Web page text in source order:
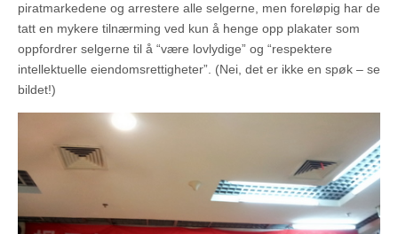
piratmarkedene og arrestere alle selgerne, men foreløpig har de
tatt en mykere tilnærming ved kun å henge opp plakater som
oppfordrer selgerne til å “være lovlydige” og “respektere
intellektuelle eiendomsrettigheter”. (Nei, det er ikke en spøk – se
bildet!)